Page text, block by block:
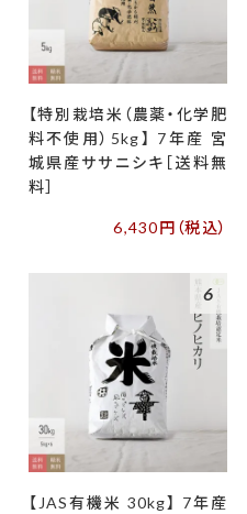
【特別栽培米（農薬・化学肥
料不使用）5kg】 7年産 宮
城県産ササニシキ［送料無
料］
6,430円（税込）
6
【JAS有機米 30kg】 7年産